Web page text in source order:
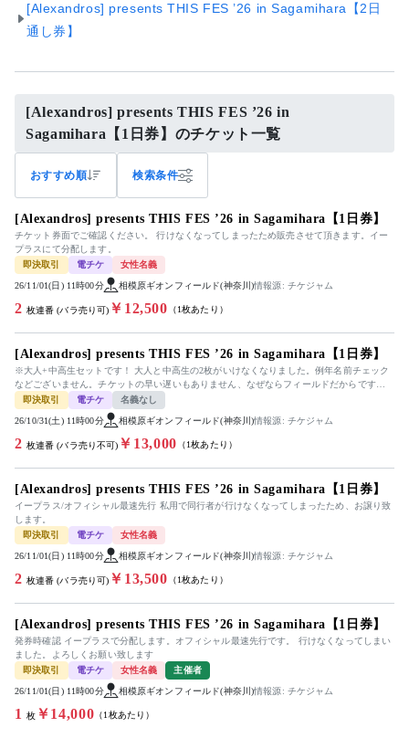
[Alexandros] presents THIS FES ’26 in Sagamihara【2日
通し券】
[Alexandros] presents THIS FES ’26 in
Sagamihara【1日券】のチケット一覧
おすすめ順 検索条件
[Alexandros] presents THIS FES ’26 in Sagamihara【1日券】
チケット券面でご確認ください。 行けなくなってしまったため販売させて頂きます。イー
プラスにて分配します。
即決取引
電チケ 女性名義
26/11/01(日) 11時00分 相模原ギオンフィールド(神奈川)情報源: チケジャム
2 枚連番 (バラ売り可) ￥12,500 （1枚あたり）
[Alexandros] presents THIS FES ’26 in Sagamihara【1日券】
※大人+中高生セットです！ 大人と中高生の2枚がいけなくなりました。例年名前チェック
などございません。チケットの早い遅いもありません、なぜならフィールドだからです。
毎年参戦していましたので詳しく...
即決取引 電チケ 名義なし
26/10/31(土) 11時00分 相模原ギオンフィールド(神奈川)情報源: チケジャム
2 枚連番 (バラ売り不可) ￥13,000 （1枚あたり）
[Alexandros] presents THIS FES ’26 in Sagamihara【1日券】
イープラス/オフィシャル最速先行 私用で同行者が行けなくなってしまったため、お譲り致
します。
即決取引
電チケ 女性名義
26/11/01(日) 11時00分 相模原ギオンフィールド(神奈川)情報源: チケジャム
2 枚連番 (バラ売り可) ￥13,500 （1枚あたり）
[Alexandros] presents THIS FES ’26 in Sagamihara【1日券】
発券時確認 イープラスで分配します。オフィシャル最速先行です。 行けなくなってしまい
ました。よろしくお願い致します
即決取引
電チケ 女性名義 主催者
26/11/01(日) 11時00分 相模原ギオンフィールド(神奈川)情報源: チケジャム
1 枚￥14,000 （1枚あたり）